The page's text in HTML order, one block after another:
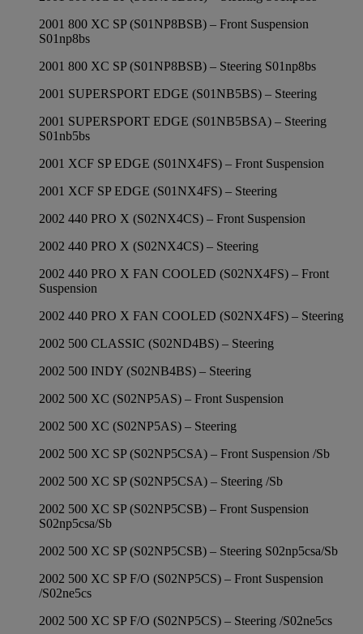
2001 800 XC SP (S01NP8BSB) – Front Suspension
S01np8bs
2001 800 XC SP (S01NP8BSB) – Steering S01np8bs
2001 SUPERSPORT EDGE (S01NB5BS) – Steering
2001 SUPERSPORT EDGE (S01NB5BSA) – Steering
S01nb5bs
2001 XCF SP EDGE (S01NX4FS) – Front Suspension
2001 XCF SP EDGE (S01NX4FS) – Steering
2002 440 PRO X (S02NX4CS) – Front Suspension
2002 440 PRO X (S02NX4CS) – Steering
2002 440 PRO X FAN COOLED (S02NX4FS) – Front
Suspension
2002 440 PRO X FAN COOLED (S02NX4FS) – Steering
2002 500 CLASSIC (S02ND4BS) – Steering
2002 500 INDY (S02NB4BS) – Steering
2002 500 XC (S02NP5AS) – Front Suspension
2002 500 XC (S02NP5AS) – Steering
2002 500 XC SP (S02NP5CSA) – Front Suspension /Sb
2002 500 XC SP (S02NP5CSA) – Steering /Sb
2002 500 XC SP (S02NP5CSB) – Front Suspension
S02np5csa/Sb
2002 500 XC SP (S02NP5CSB) – Steering S02np5csa/Sb
2002 500 XC SP F/O (S02NP5CS) – Front Suspension
/S02ne5cs
2002 500 XC SP F/O (S02NP5CS) – Steering /S02ne5cs